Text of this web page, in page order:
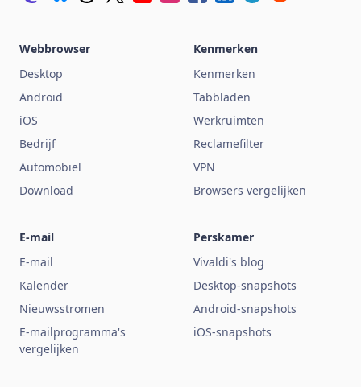
Webbrowser
Desktop
Android
iOS
Bedrijf
Automobiel
Download
Kenmerken
Kenmerken
Tabbladen
Werkruimten
Reclamefilter
VPN
Browsers vergelijken
E-mail
E-mail
Kalender
Nieuwsstromen
E-mailprogramma's
vergelijken
Perskamer
Vivaldi's blog
Desktop-snapshots
Android-snapshots
iOS-snapshots